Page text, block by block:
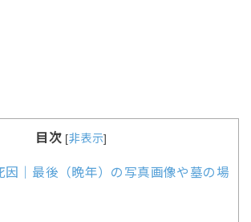
目次 [非表示]
因｜最後（晩年）の写真画像や墓の場